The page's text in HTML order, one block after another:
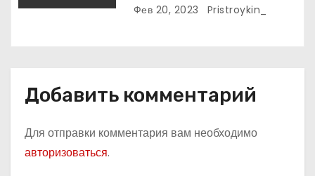
Фев 20, 2023 Pristroykin_
Добавить комментарий
Для отправки комментария вам необходимо
авторизоваться.